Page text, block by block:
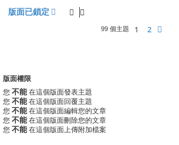
版面已鎖定
99 個主題 1 2
版面權限
您 不能 在這個版面發表主題
您 不能 在這個版面回覆主題
您 不能 在這個版面編輯您的文章
您 不能 在這個版面刪除您的文章
您 不能 在這個版面上傳附加檔案